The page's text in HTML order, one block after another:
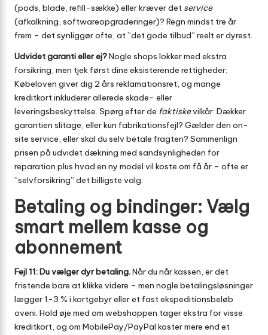
(pods, blade, refill-sække) eller kræver det service
(afkalkning, software­opgraderinger)? Regn mindst tre år
frem – det synliggør ofte, at ”det gode tilbud” reelt er dyrest.
Udvidet garanti eller ej?Nogle shops lokker med ekstra
forsikring, men tjek først dine eksisterende rettigheder:
Købeloven giver dig 2 års reklamationsret, og mange
kreditkort inkluderer allerede skade- eller
leveringsbeskyttelse. Spørg efter de faktiskevilkår: Dækker
garantien slitage, eller kun fabrikationsfejl? Gælder den on-
site service, eller skal du selv betale fragten? Sammenlign
prisen på udvidet dækning med sandsynligheden for
reparation plus hvad en ny model vil koste om få år – ofte er
”selvforsikring” det billigste valg.
Betaling og bindinger: Vælg
smart mellem kasse og
abonnement
Fejl 11: Du vælger dyr betaling.Når du når kassen, er det
fristende bare at klikke videre – men nogle betalingsløsninger
lægger 1-3 % i kortgebyr eller et fast ekspeditions­beløb
oveni. Hold øje med om webshoppen tager ekstra for visse
kreditkort, og om MobilePay/PayPal koster mere end et